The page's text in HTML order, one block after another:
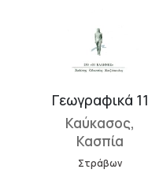
Γεωγραφικά 11
Καύκασος,
Κασπία
Στράβων